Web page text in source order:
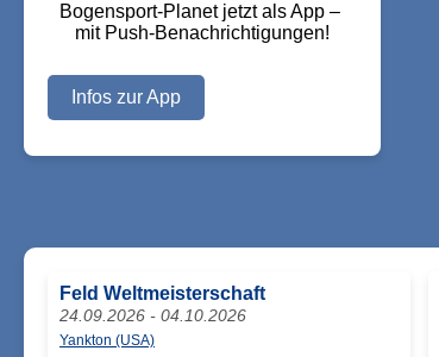
Bogensport-Planet jetzt als App –
mit Push-Benachrichtigungen!
Infos zur App
Feld Weltmeisterschaft
24.09.2026 - 04.10.2026
Yankton (USA)